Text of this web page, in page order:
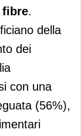
fibre.
della
dei
con una
(56%),